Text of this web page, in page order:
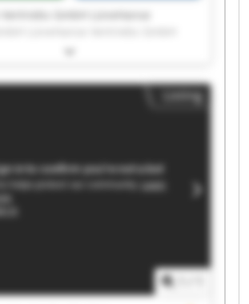
Vertriebs GmbH LüneHanse
GmbH LüneHanse
LüneHanse Vertriebs GmbH
Vertriebs GmbH LüneHanse
LüneHanse Vertriebs GmbH
LüneHanse Vertriebs GmbH
GmbH LüneHanse
LüneHanse Vertriebs GmbH
Vertriebs GmbH LüneHanse
Listing